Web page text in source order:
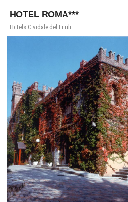
HOTEL ROMA***
Hotels Cividale del Friuli